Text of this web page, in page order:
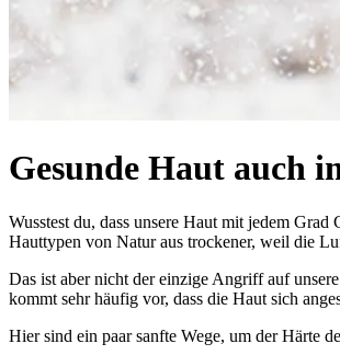
Gesunde Haut auch
Wusstest du, dass unsere Haut mit jedem
Hauttypen von Natur aus trockener, weil die
Das ist aber nicht der einzige Angriff auf
kommt sehr häufig vor, dass die Haut sich
Hier sind ein paar sanfte Wege, um der Härte